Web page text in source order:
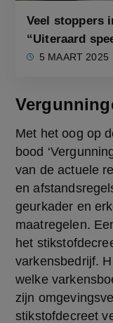
Veel stoppers
“Uiteraard
5 MAART 2025
Met het oog op
bood
van de actuele
en
geurkader en
maatregelen.
het
varkensbedrijf.
welke
zijn
stikstofdecreet